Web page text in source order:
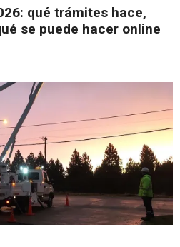
qué trámites hace,
se puede hacer online